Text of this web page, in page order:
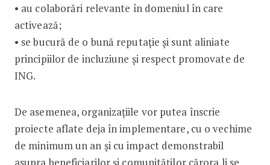
• au colaborări relevante în domeniul în care
activează;
• se bucură de o bună reputație și sunt aliniate
principiilor de incluziune și respect promovate de
ING.
De asemenea, organizațiile vor putea înscrie
proiecte aflate deja în implementare, cu o vechime
de minimum un an și cu impact demonstrabil
asupra beneficiarilor și comunităților cărora li se